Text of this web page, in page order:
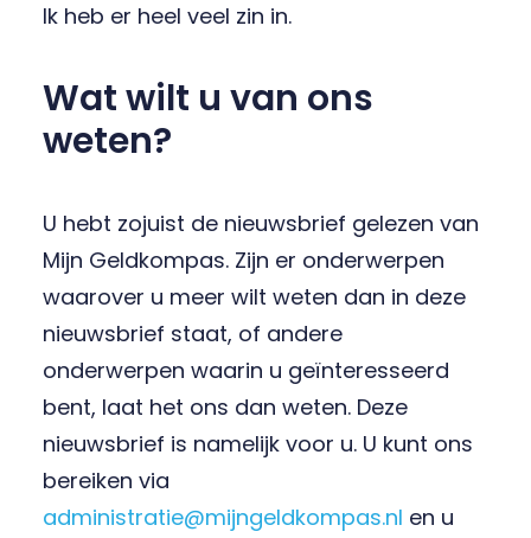
Ik heb er heel veel zin in.
Wat wilt u van ons
weten?
U hebt zojuist de nieuwsbrief gelezen van
Mijn Geldkompas. Zijn er onderwerpen
waarover u meer wilt weten dan in deze
nieuwsbrief staat, of andere
onderwerpen waarin u geïnteresseerd
bent, laat het ons dan weten. Deze
nieuwsbrief is namelijk voor u. U kunt ons
bereiken via
administratie@mijngeldkompas.nl en u